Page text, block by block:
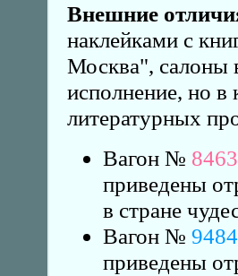
Внешние
наклейками с
Москва", салоны
исполнение, но
литературных
Вагон № 8463
приведены
в стране
Вагон № 9484
приведены